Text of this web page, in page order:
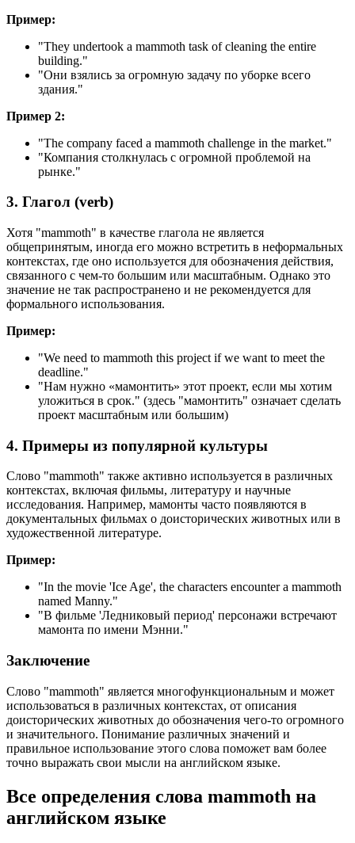
Пример:
"They undertook a mammoth task of cleaning the entire
building."
"Они взялись за огромную задачу по уборке всего
здания."
Пример 2:
"The company faced a mammoth challenge in the market."
"Компания столкнулась с огромной проблемой на
рынке."
3. Глагол (verb)
Хотя "mammoth" в качестве глагола не является
общепринятым, иногда его можно встретить в неформальных
контекстах, где оно используется для обозначения действия,
связанного с чем-то большим или масштабным. Однако это
значение не так распространено и не рекомендуется для
формального использования.
Пример:
"We need to mammoth this project if we want to meet the
deadline."
"Нам нужно «мамонтить» этот проект, если мы хотим
уложиться в срок." (здесь "мамонтить" означает сделать
проект масштабным или большим)
4. Примеры из популярной культуры
Слово "mammoth" также активно используется в различных
контекстах, включая фильмы, литературу и научные
исследования. Например, мамонты часто появляются в
документальных фильмах о доисторических животных или в
художественной литературе.
Пример:
"In the movie 'Ice Age', the characters encounter a mammoth
named Manny."
"В фильме 'Ледниковый период' персонажи встречают
мамонта по имени Мэнни."
Заключение
Слово "mammoth" является многофункциональным и может
использоваться в различных контекстах, от описания
доисторических животных до обозначения чего-то огромного
и значительного. Понимание различных значений и
правильное использование этого слова поможет вам более
точно выражать свои мысли на английском языке.
Все определения слова mammoth на
английском языке